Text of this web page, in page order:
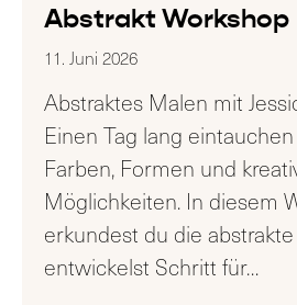
Abstrakt Workshop
11. Juni 2026
Abstraktes Malen mit
Einen Tag lang
Farben, Formen und
Möglichkeiten. In diesem
erkundest du die
entwickelst Schritt für…